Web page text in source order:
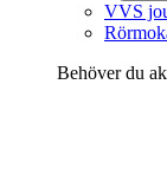
VVS
Behöver du